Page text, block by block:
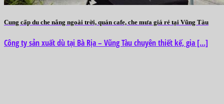
Cung cấp du che nắng ngoài trời, quán cafe, che mưa giá rẻ tại Vũng Tàu
Công ty sản xuất dù tại Bà Rịa – Vũng Tàu chuyên thiết kế, gia [...]